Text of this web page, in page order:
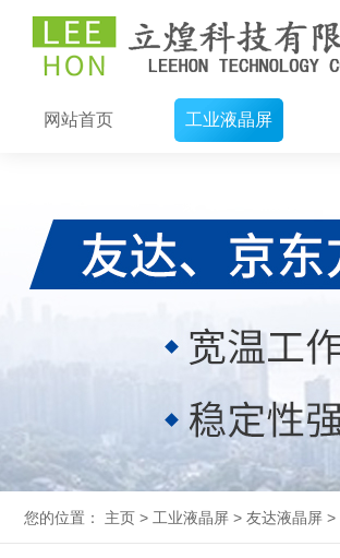
网站首页 工业液晶屏
您的位置： 主页 > 工业液晶屏 > 友达液晶屏 >